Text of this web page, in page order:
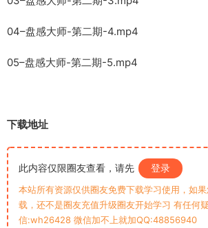
04–盘感大师-第二期-4.mp4
05–盘感大师-第二期-5.mp4
下载地址
此内容仅限圈友查看，请先 登录
本站所有资源仅供圈友免费下载学习使用，如
载，还不是圈友充值升级圈友开始学习 有任何
信:wh26428 微信加不上就加QQ:48856940